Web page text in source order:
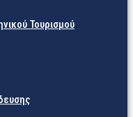
Τουρισμού